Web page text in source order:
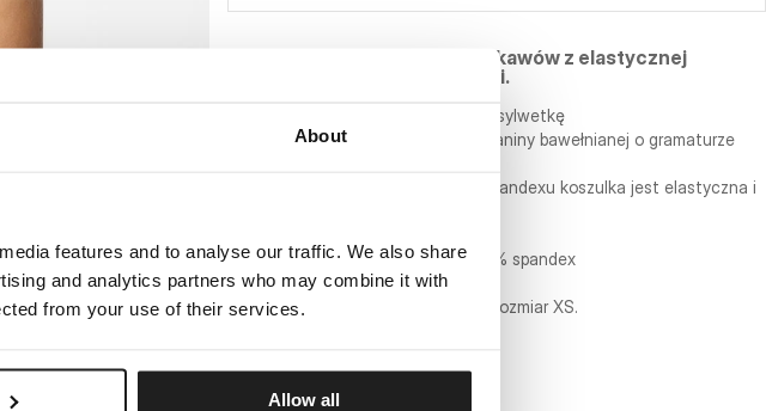
About
features and to analyse our traffic. We also share
and analytics partners who may combine it with
from your use of their services.
Allow all
Dopasowana koszulka bez rękawów z elastycznej
bawełny o regularnej grubości.
- dopasowany fason podkreślający sylwetkę
- wykonany z najwyższej jakości tkaniny bawełnianej o gramaturze
- dzięki zastosowaniu w tkaninie spandexu koszulka jest elastyczna i
- skład materiału: 95% bawełna / 5% spandex
Modelka ma 170 cm wzrostu i nosi rozmiar XS.